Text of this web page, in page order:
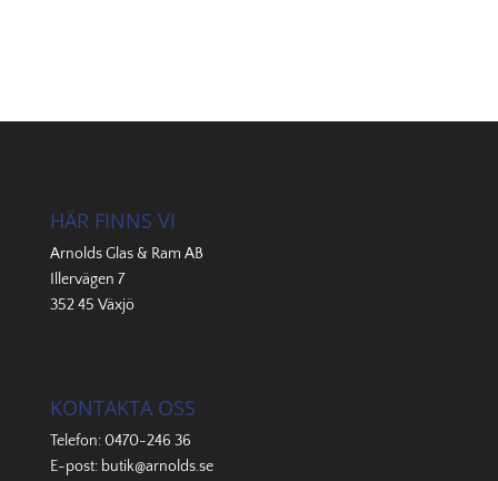
HÄR FINNS VI
Arnolds Glas & Ram AB
Illervägen 7
352 45 Växjö
KONTAKTA OSS
Telefon:0470-246 36
E-post: butik@arnolds.se